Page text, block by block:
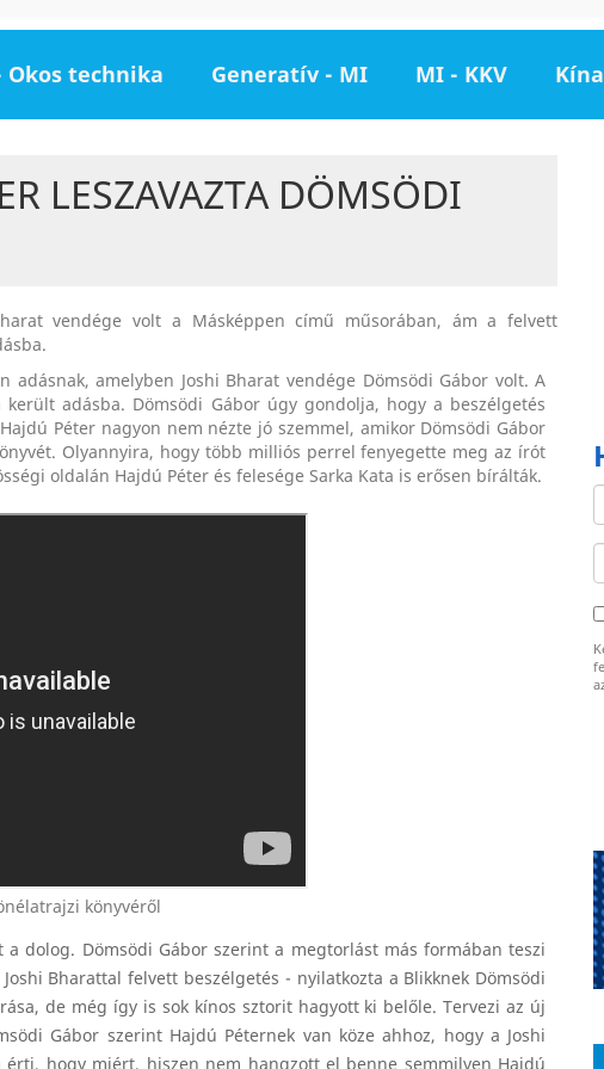
Okos technika Generatív - MI MI - KKV Kína
LESZAVAZTA DÖMSÖDI
vendége volt a Másképpen című műsorában, ám a felvett
amelyben Joshi Bharat vendége Dömsödi Gábor volt. A
adásba. Dömsödi Gábor úgy gondolja, hogy a beszélgetés
Péter nagyon nem nézte jó szemmel, amikor Dömsödi Gábor
Olyannyira, hogy több milliós perrel fenyegette meg az írót
oldalán Hajdú Péter és felesége Sarka Kata is erősen bírálták.
könyvéről
dolog. Dömsödi Gábor szerint a megtorlást más formában teszi
Bharattal felvett beszélgetés - nyilatkozta a Blikknek Dömsödi
de még így is sok kínos sztorit hagyott ki belőle. Tervezi az új
Gábor szerint Hajdú Péternek van köze ahhoz, hogy a Joshi